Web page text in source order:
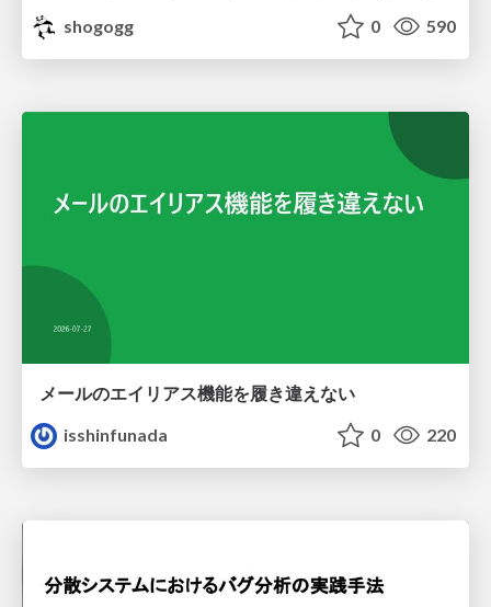
shogogg
0 590
メールのエイリアス機能を履き違えない
isshinfunada
0 220